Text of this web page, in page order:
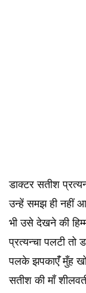
डाक्टर सतीश
उन्हें समझ ही नहीं
भी उसे देखने की
प्रत्यन्चा पलटी तो
पलके झपकाएंँ मुँह
सतीश की माँ